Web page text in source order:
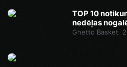
TOP 10
nedēļas
Ghetto Basket